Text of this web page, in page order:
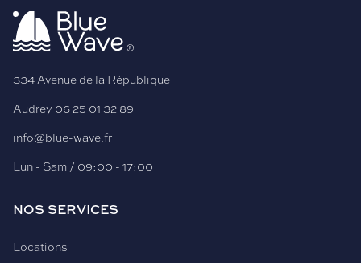
334 Avenue de la République
Audrey 06 25 01 32 89
info@blue-wave.fr
Lun - Sam / 09:00 - 17:00
NOS SERVICES
Locations